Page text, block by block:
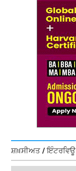
ਸ਼ਖ਼ਸੀਅਤ / ਇੰਟਰਵਿਊ